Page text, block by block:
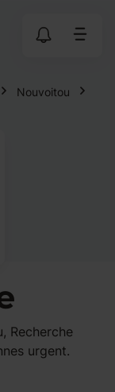
Nouvoitou
Recherche
urgent.